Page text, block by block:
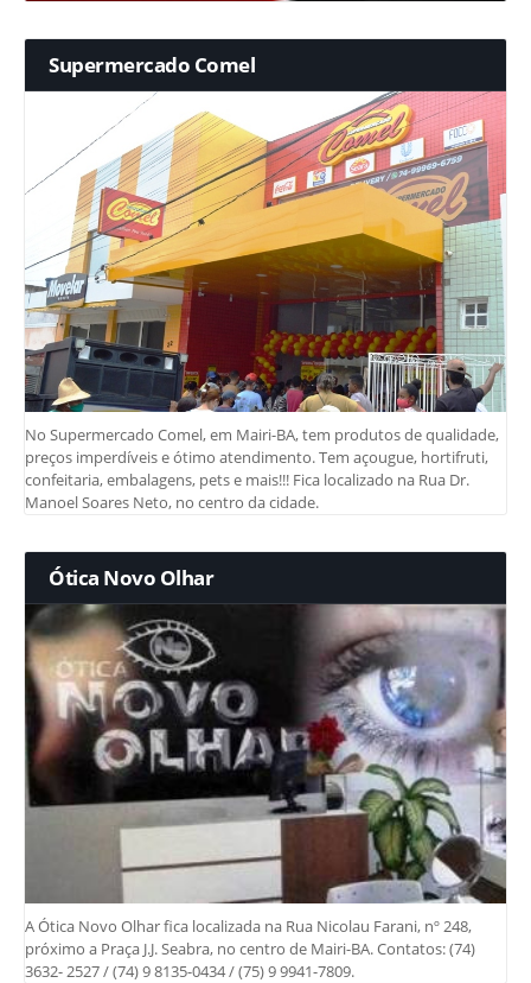
Supermercado Comel
No Supermercado Comel, em Mairi-BA, tem produtos de qualidade,
preços imperdíveis e ótimo atendimento. Tem açougue, hortifruti,
confeitaria, embalagens, pets e mais!!! Fica localizado na Rua Dr.
Manoel Soares Neto, no centro da cidade.
Ótica Novo Olhar
A Ótica Novo Olhar fica localizada na Rua Nicolau Farani, nº 248,
próximo a Praça J.J. Seabra, no centro de Mairi-BA. Contatos: (74)
3632- 2527 / (74) 9 8135-0434 / (75) 9 9941-7809.